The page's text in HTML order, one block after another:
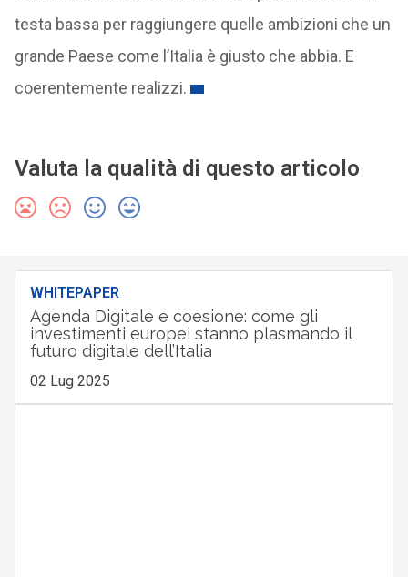
testa bassa per raggiungere quelle ambizioni che un
grande Paese come l’Italia è giusto che abbia. E
coerentemente realizzi.
Valuta la qualità di questo articolo
WHITEPAPER
Agenda Digitale e coesione: come gli
investimenti europei stanno plasmando il
futuro digitale dell’Italia
02 Lug 2025